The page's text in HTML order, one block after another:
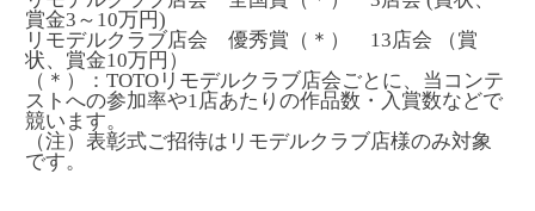
賞金3～10万円)
リモデルクラブ店会 優秀賞（＊） 13店会 （賞
状、賞金10万円）
（＊）：TOTOリモデルクラブ店会ごとに、当コンテ
ストへの参加率や1店あたりの作品数・入賞数などで
競います。
（注）表彰式ご招待はリモデルクラブ店様のみ対象
です。